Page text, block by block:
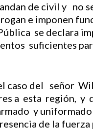
de civil y no
e imponen
se declara
suficientes
caso del señor
a esta región, y
y
de la fuerza